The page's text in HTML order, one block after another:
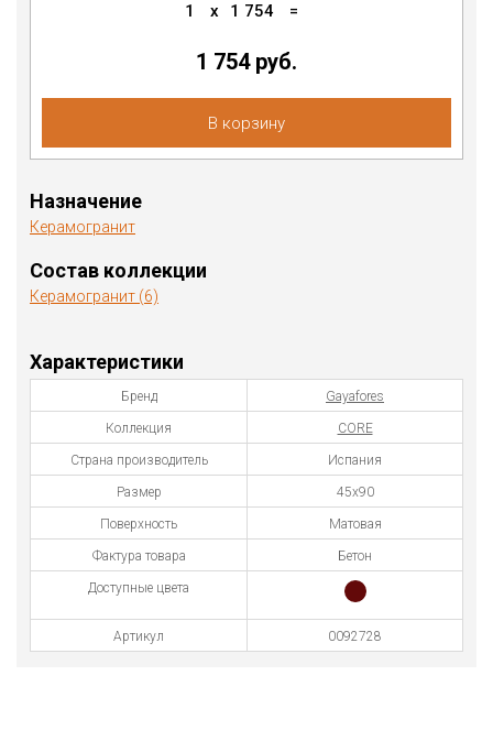
1 x 1 754 =
1 754 руб.
В корзину
Назначение
Керамогранит
Состав коллекции
Керамогранит (6)
Характеристики
Бренд Gayafores
Коллекция CORE
Страна производитель Испания
Размер 45x90
Поверхность Матовая
Фактура товара Бетон
Доступные цвета
Артикул 0092728